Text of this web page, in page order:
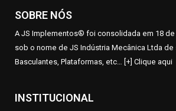
SOBRE NÓS
A JS Implementos® foi consolidada em 18 de
sob o nome de JS Indústria Mecânica Ltda
Basculantes, Plataformas, etc… [+] Clique aqui
INSTITUCIONAL